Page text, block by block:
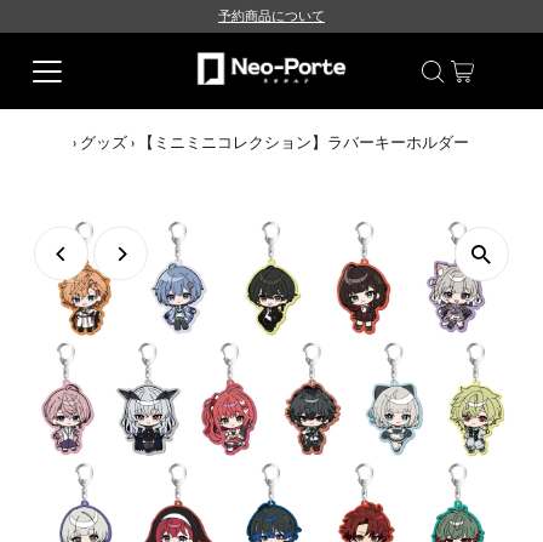
予約商品について
› グッズ› 【ミニミニコレクション】ラバーキーホルダー